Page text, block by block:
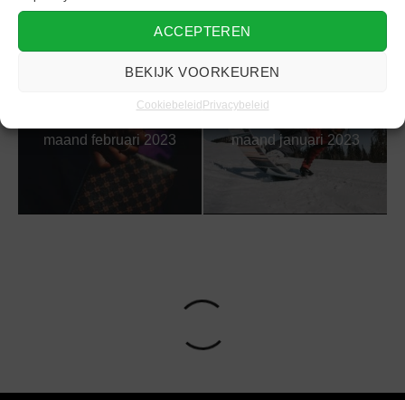
ACCEPTEREN
BEKIJK VOORKEUREN
Cookiebeleid Privacybeleid
maand februari 2023
maand januari 2023